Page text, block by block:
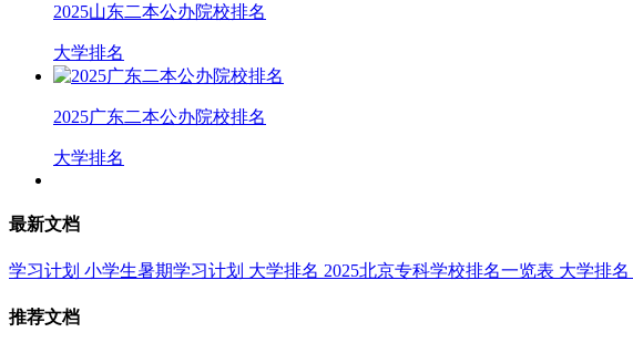
2025山东二本公办院校排名
大学排名
2025广东二本公办院校排名
大学排名
最新文档
学习计划 小学生暑期学习计划 大学排名 2025北京专科学校排名一览表 大学排名
推荐文档